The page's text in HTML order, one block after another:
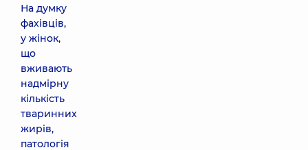
На думку
фахівців,
у жінок,
що
вживають
надмірну
кількість
тваринних
жирів,
патологія